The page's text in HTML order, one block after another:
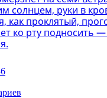
солнцем, руки в
как проклятый,
ко рту подносить